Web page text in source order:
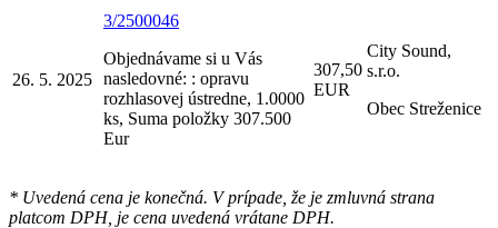
26. 5. 2025
3/2500046
Objednávame si u Vás
nasledovné: : opravu
rozhlasovej ústredne, 1.0000
ks, Suma položky 307.500
Eur
307,50
EUR
City Sound,
s.r.o.
Obec Streženice
* Uvedená cena je konečná. V prípade, že je zmluvná strana
platcom DPH, je cena uvedená vrátane DPH.